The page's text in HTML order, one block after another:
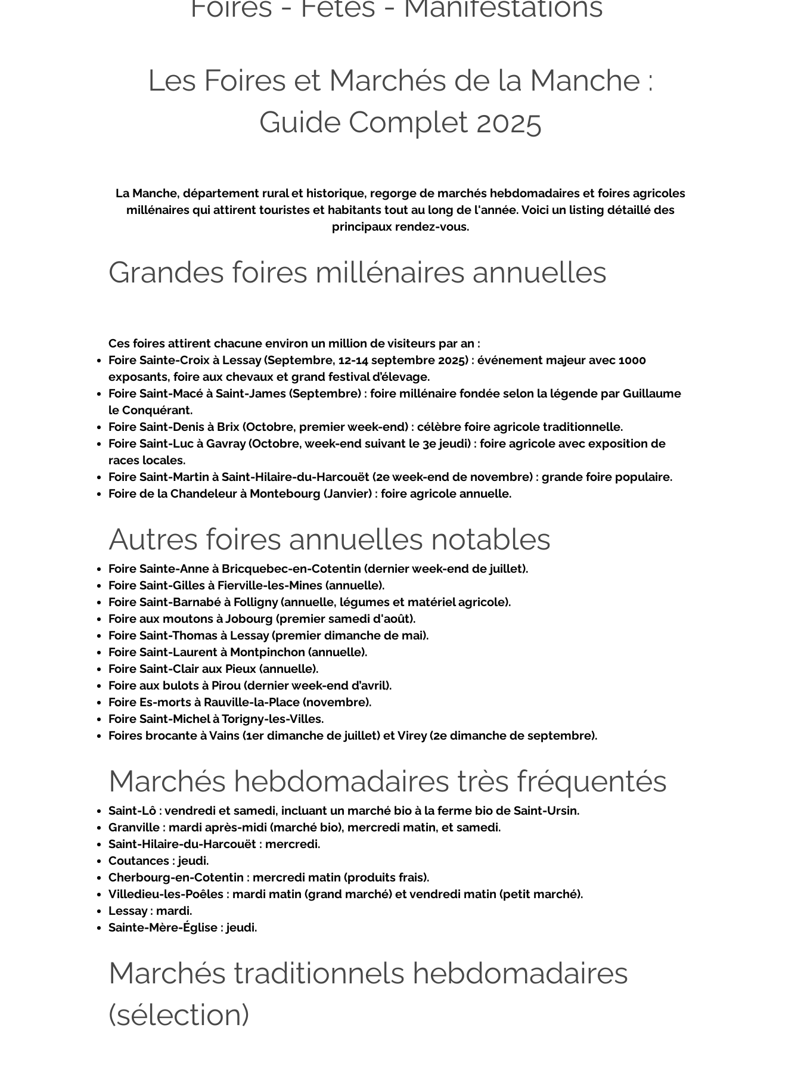
Les Foires et Marchés de la Manche :
Guide Complet 2025
La Manche, département rural et historique, regorge de marchés hebdomadaires et foires agricoles
millénaires qui attirent touristes et habitants tout au long de l'année. Voici un listing détaillé des
principaux rendez-vous.
Grandes foires millénaires annuelles
Ces foires attirent chacune environ un million de visiteurs par an :
Foire Sainte-Croix à Lessay (Septembre, 12-14 septembre 2025) : événement majeur avec 1000
exposants, foire aux chevaux et grand festival d’élevage.
Foire Saint-Macé à Saint-James (Septembre) : foire millénaire fondée selon la légende par Guillaume
le Conquérant.
Foire Saint-Denis à Brix (Octobre, premier week-end) : célèbre foire agricole traditionnelle.
Foire Saint-Luc à Gavray (Octobre, week-end suivant le 3e jeudi) : foire agricole avec exposition de
races locales.
Foire Saint-Martin à Saint-Hilaire-du-Harcouët (2e week-end de novembre) : grande foire populaire.
Foire de la Chandeleur à Montebourg (Janvier) : foire agricole annuelle.
Autres foires annuelles notables
Foire Sainte-Anne à Bricquebec-en-Cotentin (dernier week-end de juillet).
Foire Saint-Gilles à Fierville-les-Mines (annuelle).
Foire Saint-Barnabé à Folligny (annuelle, légumes et matériel agricole).
Foire aux moutons à Jobourg (premier samedi d'août).
Foire Saint-Thomas à Lessay (premier dimanche de mai).
Foire Saint-Laurent à Montpinchon (annuelle).
Foire Saint-Clair aux Pieux (annuelle).
Foire aux bulots à Pirou (dernier week-end d’avril).
Foire Es-morts à Rauville-la-Place (novembre).
Foire Saint-Michel à Torigny-les-Villes.
Foires brocante à Vains (1er dimanche de juillet) et Virey (2e dimanche de septembre).
Marchés hebdomadaires très fréquentés
Saint-Lô : vendredi et samedi, incluant un marché bio à la ferme bio de Saint-Ursin.
Granville : mardi après-midi (marché bio), mercredi matin, et samedi.
Saint-Hilaire-du-Harcouët : mercredi.
Coutances : jeudi.
Cherbourg-en-Cotentin : mercredi matin (produits frais).
Villedieu-les-Poêles : mardi matin (grand marché) et vendredi matin (petit marché).
Lessay : mardi.
Sainte-Mère-Église : jeudi.
Marchés traditionnels hebdomadaires
(sélection)